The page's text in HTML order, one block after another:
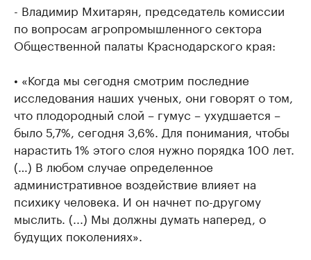
- Владимир Мхитарян, председатель комиссии
по вопросам агропромышленного сектора
Общественной палаты Краснодарского края:
• «Когда мы сегодня смотрим последние
исследования наших ученых, они говорят о том,
что плодородный слой – гумус – ухудшается –
было 5,7%, сегодня 3,6%. Для понимания, чтобы
нарастить 1% этого слоя нужно порядка 100 лет.
(…) В любом случае определенное
административное воздействие влияет на
психику человека. И он начнет по-другому
мыслить. (...) Мы должны думать наперед, о
будущих поколениях».